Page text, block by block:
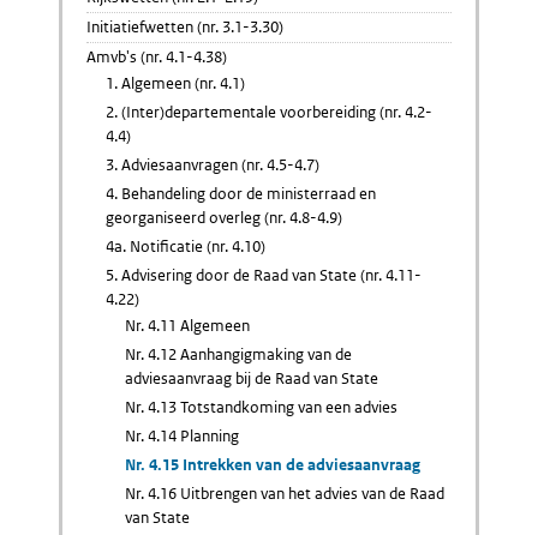
Initiatiefwetten (nr. 3.1-3.30)
Amvb's (nr. 4.1-4.38)
1. Algemeen (nr. 4.1)
2. (Inter)departementale voorbereiding (nr. 4.2-
4.4)
3. Adviesaanvragen (nr. 4.5-4.7)
4. Behandeling door de ministerraad en
georganiseerd overleg (nr. 4.8-4.9)
4a. Notificatie (nr. 4.10)
5. Advisering door de Raad van State (nr. 4.11-
4.22)
Nr. 4.11 Algemeen
Nr. 4.12 Aanhangigmaking van de
adviesaanvraag bij de Raad van State
Nr. 4.13 Totstandkoming van een advies
Nr. 4.14 Planning
Nr. 4.15 Intrekken van de adviesaanvraag
Nr. 4.16 Uitbrengen van het advies van de Raad
van State